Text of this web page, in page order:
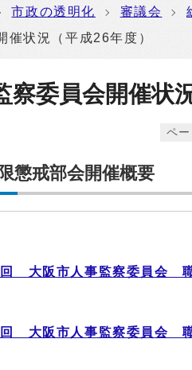
市政の透明化 審議会
催状況（平成26年度）
察委員会開催状
ペ
懲戒部会開催概要
大阪市人事監察委員会
大阪市人事監察委員会